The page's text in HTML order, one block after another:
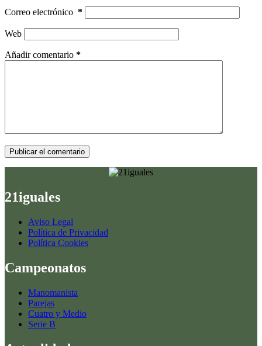
Correo electrónico *
Web
Añadir comentario *
Publicar el comentario
21iguales
Aviso Legal
Política de Privacidad
Política Cookies
Campeonatos
Manomanista
Parejas
Cuatro y Medio
Serie B